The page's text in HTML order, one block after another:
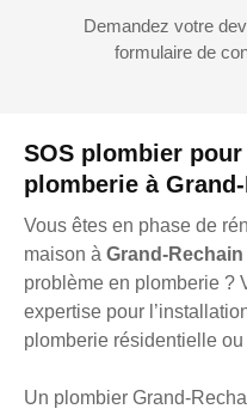
SOS plombier
plomberie à
Vous êtes en phase de
maison à Grand-Rechain
problème en plomberie ?
expertise pour
plomberie résidentielle ou
Un plombier Grand-
Demandez votre
formulaire de